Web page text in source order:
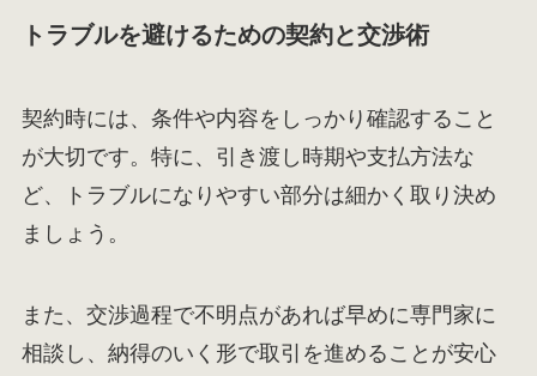
トラブルを避けるための契約と交渉術
契約時には、条件や内容をしっかり確認すること
が大切です。特に、引き渡し時期や支払方法な
ど、トラブルになりやすい部分は細かく取り決め
ましょう。
また、交渉過程で不明点があれば早めに専門家に
相談し、納得のいく形で取引を進めることが安心